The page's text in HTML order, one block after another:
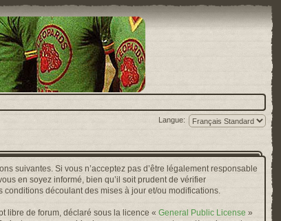
Langue:
suivantes. Si vous n’acceptez pas d’être légalement responsable
en soyez informé, bien qu’il soit prudent de vérifier
découlant des mises à jour et/ou modifications.
libre de forum, déclaré sous la licence « General Public License »